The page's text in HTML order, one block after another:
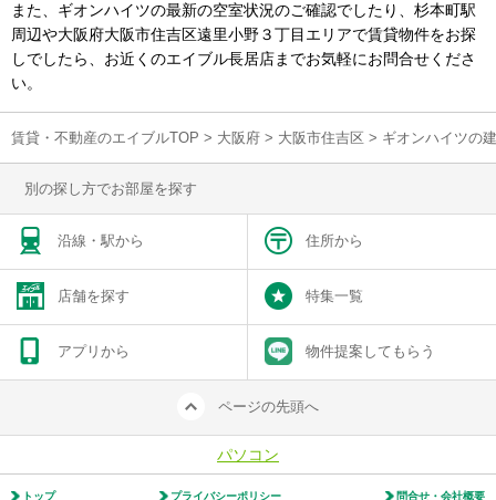
また、ギオンハイツの最新の空室状況のご確認でしたり、杉本町駅
周辺や大阪府大阪市住吉区遠里小野３丁目エリアで賃貸物件をお探
しでしたら、お近くのエイブル長居店までお気軽にお問合せくださ
い。
賃貸・不動産のエイブルTOP > 大阪府 > 大阪市住吉区 > ギオンハイツの
別の探し方でお部屋を探す
沿線・駅から 住所から
店舗を探す 特集一覧
アプリから 物件提案してもらう
ページの先頭へ
パソコン
トップ プライバシーポリシー 問合せ・会社概要